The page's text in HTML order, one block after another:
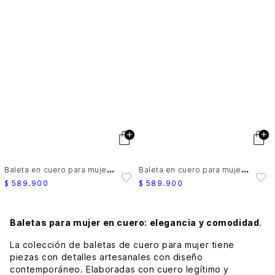
B
aleta en cuero para mujer Herencia
$ 589 . 900
B
aleta en cuero para mujer Herencia
$ 589 . 900
Baletas para mujer en cuero: elegancia y comodidad.
La colección de baletas de cuero para mujer tiene
piezas con detalles artesanales con diseño
contemporáneo. Elaboradas con cuero legítimo y